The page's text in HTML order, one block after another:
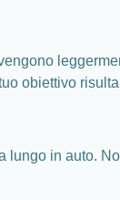
obiettivo
in auto.